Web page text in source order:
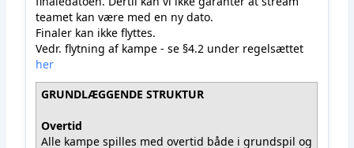
teamet kan være med en ny dato.
Finaler kan ikke flyttes.
Vedr. flytning af kampe - se §4.2 under regelsættet
her
GRUNDLÆGGENDE STRUKTUR
Overtid
Alle kampe spilles med overtid både i grundspil og